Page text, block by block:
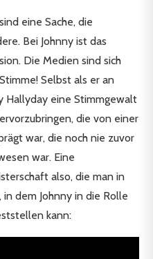
eine Sache, die
Bei Johnny ist das
Die Medien sind sich
Selbst als er an
Hallyday eine Stimmgewalt
die von einer
war, die noch nie zuvor
war. Eine
also, die man in
dem Johnny in die Rolle
kann: